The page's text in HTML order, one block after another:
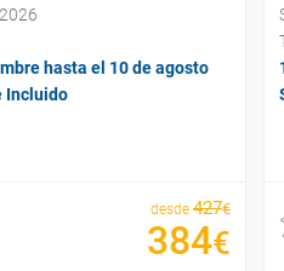
hasta el 10 de agosto
Incluido
desde 427€
384€